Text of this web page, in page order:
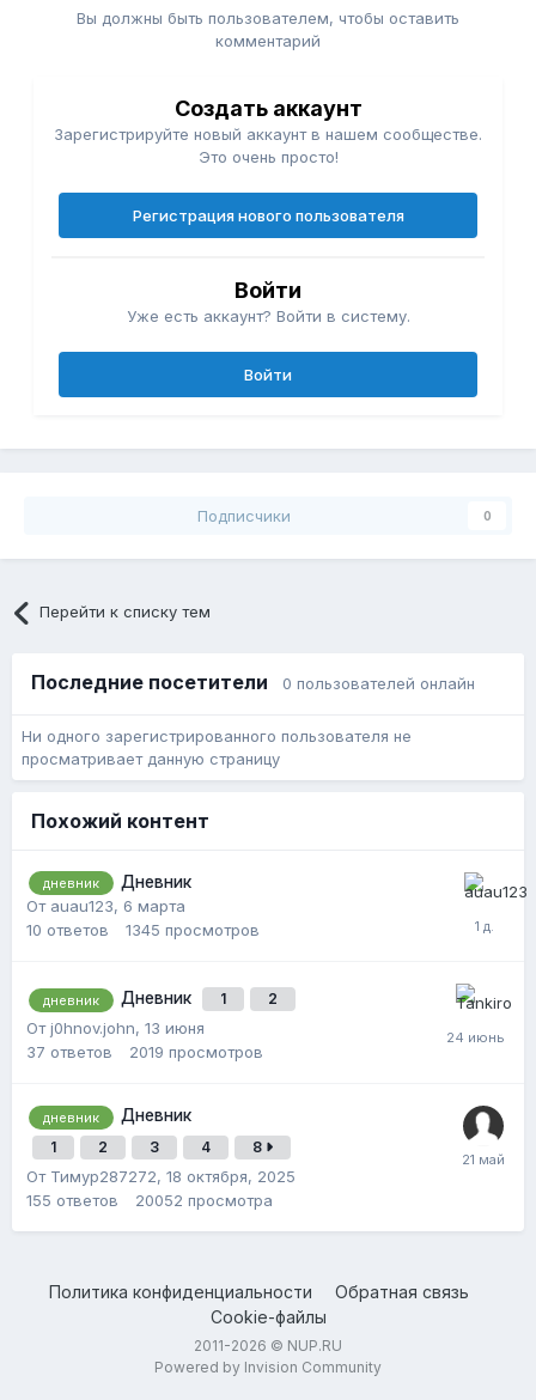
Вы должны быть пользователем, чтобы оставить
комментарий
Создать аккаунт
Зарегистрируйте новый аккаунт в нашем сообществе.
Это очень просто!
Регистрация нового пользователя
Войти
Уже есть аккаунт? Войти в систему.
Войти
Подписчики 0
Перейти к списку тем
Последние посетители 0 пользователей онлайн
Ни одного зарегистрированного пользователя не
просматривает данную страницу
Похожий контент
дневник
Дневник
От auau123, 6 марта
10 ответов 1345 просмотров
дневник Дневник 1 2
От j0hnov.john, 13 июня
37 ответов 2019 просмотров
дневник Дневник
1 2 3 4 8
От Тимур287272, 18 октября, 2025
155 ответов 20052 просмотра
Политика конфиденциальности
Обратная связь
Cookie-файлы
2011-2026 © NUP.RU
Powered by Invision Community